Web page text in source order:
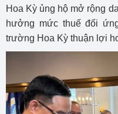
Hoa Kỳ ủng hộ mở rộng
hưởng mức thuế đối
trường Hoa Kỳ thuận lợi